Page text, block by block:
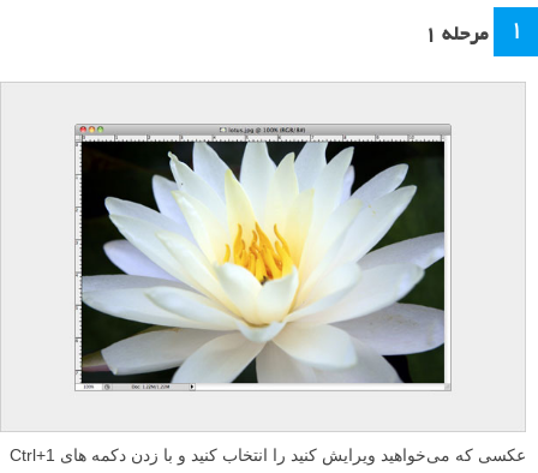
۱ مرحله ۱
عکسی که می‌خواهید ویرایش کنید را انتخاب کنید و با زدن دکمه های Ctrl+1